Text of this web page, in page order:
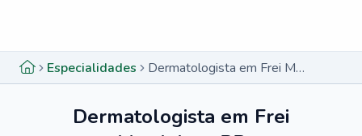
Especialidades Dermatologista em Frei Martinho - PB
Dermatologista em Frei